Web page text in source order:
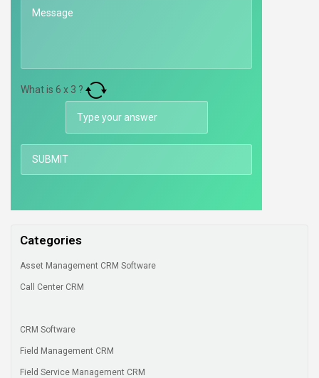
What is 6 x 3 ?
Categories
Asset Management CRM Software
Call Center CRM
CRM Software
Field Management CRM
Field Service Management CRM